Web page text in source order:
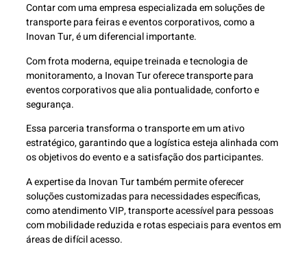
Contar com uma empresa especializada em soluções de
transporte para feiras e eventos corporativos, como a
Inovan Tur, é um diferencial importante.
Com frota moderna, equipe treinada e tecnologia de
monitoramento, a Inovan Tur oferece transporte para
eventos corporativos que alia pontualidade, conforto e
segurança.
Essa parceria transforma o transporte em um ativo
estratégico, garantindo que a logística esteja alinhada com
os objetivos do evento e a satisfação dos participantes.
A expertise da Inovan Tur também permite oferecer
soluções customizadas para necessidades específicas,
como atendimento VIP, transporte acessível para pessoas
com mobilidade reduzida e rotas especiais para eventos em
áreas de difícil acesso.